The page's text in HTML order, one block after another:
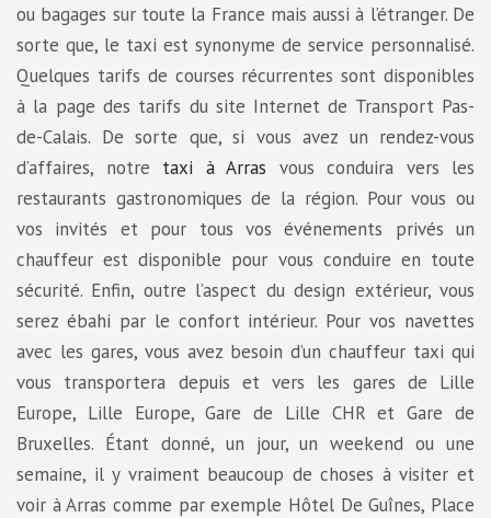
ou bagages sur toute la France mais aussi à l’étranger. De
sorte que, le taxi est synonyme de service personnalisé.
Quelques tarifs de courses récurrentes sont disponibles
à la page des tarifs du site Internet de Transport Pas-
de-Calais. De sorte que, si vous avez un rendez-vous
d’affaires, notre taxi à Arras vous conduira vers les
restaurants gastronomiques de la région. Pour vous ou
vos invités et pour tous vos événements privés un
chauffeur est disponible pour vous conduire en toute
sécurité. Enfin, outre l’aspect du design extérieur, vous
serez ébahi par le confort intérieur. Pour vos navettes
avec les gares, vous avez besoin d’un chauffeur taxi qui
vous transportera depuis et vers les gares de Lille
Europe, Lille Europe, Gare de Lille CHR et Gare de
Bruxelles. Étant donné, un jour, un weekend ou une
semaine, il y vraiment beaucoup de choses à visiter et
voir à Arras comme par exemple Hôtel De Guînes, Place